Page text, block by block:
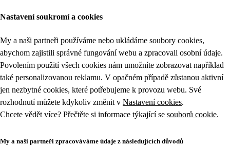
Nastavení soukromí a cookies
My a naši partneři používáme nebo ukládáme soubory cookies,
abychom zajistili správné fungování webu a zpracovali osobní údaje.
Povolením použití všech cookies nám umožníte zobrazovat například
také personalizovanou reklamu. V opačném případě zůstanou aktivní
jen nezbytné cookies, které potřebujeme k provozu webu. Své
rozhodnutí můžete kdykoliv změnit v Nastavení cookies.
Chcete vědět více? Přečtěte si informace týkající se souborů cookie.
My a naši partneři zpracováváme údaje z následujících důvodů